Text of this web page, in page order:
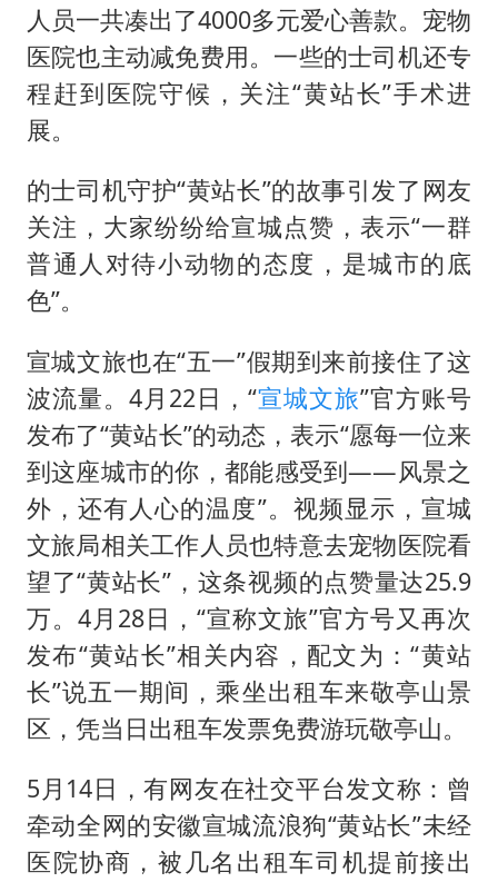
人员一共凑出了4000多元爱心善款。宠物
医院也主动减免费用。一些的士司机还专
程赶到医院守候，关注“黄站长”手术进
展。
的士司机守护“黄站长”的故事引发了网友
关注，大家纷纷给宣城点赞，表示“一群
普通人对待小动物的态度，是城市的底
色”。
宣城文旅也在“五一”假期到来前接住了这
波流量。4月22日，“宣城文旅”官方账号
发布了“黄站长”的动态，表示“愿每一位来
到这座城市的你，都能感受到——风景之
外，还有人心的温度”。视频显示，宣城
文旅局相关工作人员也特意去宠物医院看
望了“黄站长”，这条视频的点赞量达25.9
万。4月28日，“宣称文旅”官方号又再次
发布“黄站长”相关内容，配文为：“黄站
长”说五一期间，乘坐出租车来敬亭山景
区，凭当日出租车发票免费游玩敬亭山。
5月14日，有网友在社交平台发文称：曾
牵动全网的安徽宣城流浪狗“黄站长”未经
医院协商，被几名出租车司机提前接出